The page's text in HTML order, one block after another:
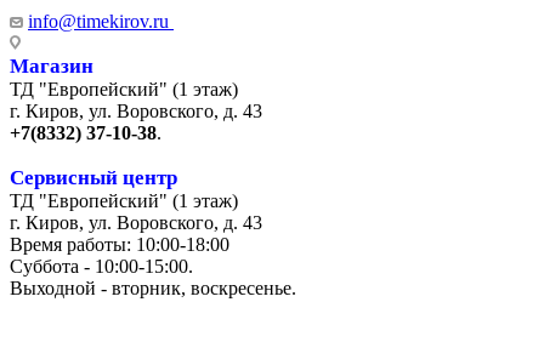
info@timekirov.ru
Магазин
ТД "Европейский" (1 этаж)
г. Киров, ул. Воровского, д. 43
+7(8332) 37-10-38.
Сервисный центр
ТД "Европейский" (1 этаж)
г. Киров, ул. Воровского, д. 43
Время работы: 10:00-18:00
Суббота - 10:00-15:00.
Выходной - вторник, воскресенье.